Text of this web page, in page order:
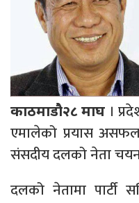
काठमाडौ२८ माघ ।
एमालेको प्रयास
संसदीय दलको नेता
दलको नेतामा पार्टी